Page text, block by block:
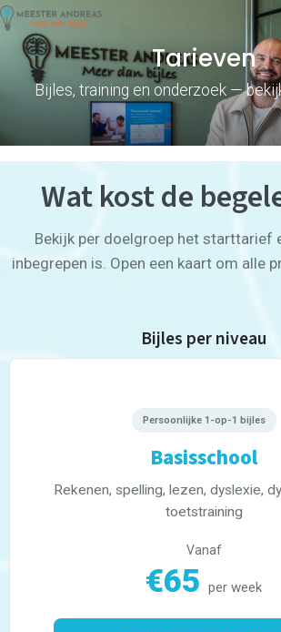
Tarieven
Bijles, training en onderzoek —
Wat kost de
Bekijk per doelgroep het starttarief
inbegrepen is. Open een kaart om alle
Bijles per niveau
Persoonlijke 1-op-1 bijles
Basisschool
Rekenen, spelling, lezen, dyslexie,
toetstraining
Vanaf
€65 per week